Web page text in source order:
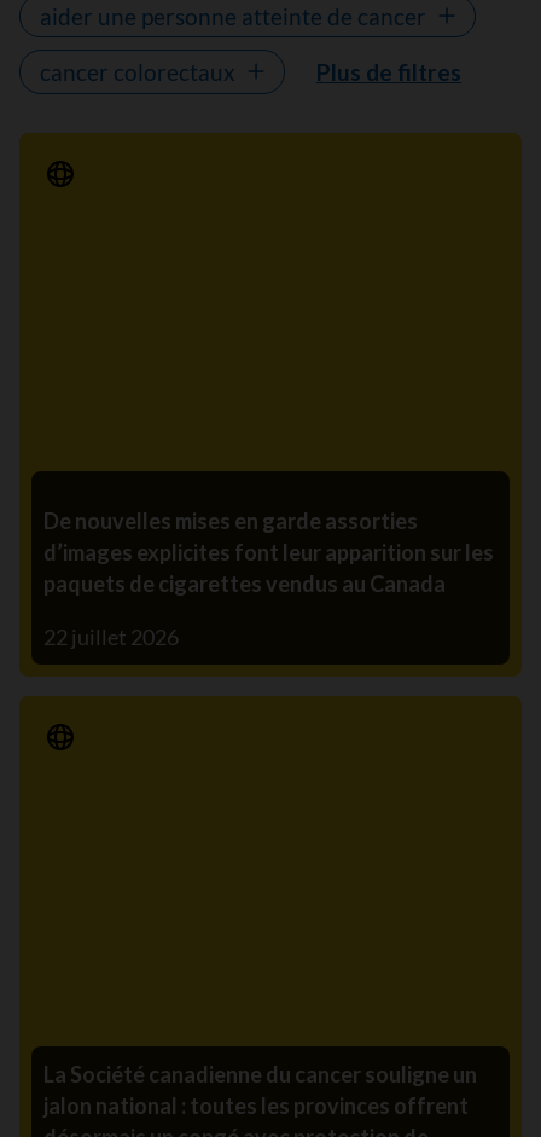
aider une personne atteinte de cancer
cancer colorectaux
Plus de filtres
Communiqué de presse
De nouvelles mises en garde assorties
d’images explicites font leur apparition sur les
paquets de cigarettes vendus au Canada
22 juillet 2026
Communiqué de presse
La Société canadienne du cancer souligne un
jalon national : toutes les provinces offrent